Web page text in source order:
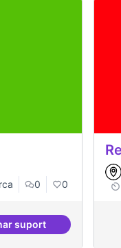
0 0
suport
Connectar repositori